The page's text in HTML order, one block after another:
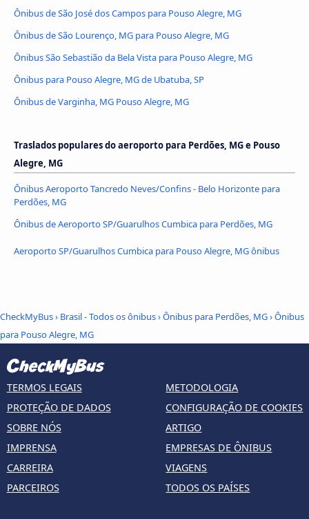
Ônibus de São José dos Campos para Pouso Alegre, MG
Ônibus de São Lourenço, MG para Pouso Alegre, MG
Ônibus São Sebastião da Bela Vista para Pouso Alegre, MG
Ônibus para Pouso Alegre, MG de Ubatuba, SP
Ônibus de Varginha, MG Pouso Alegre, MG
Traslados populares do aeroporto para Perdões, MG e Pouso
Alegre, MG
Ônibus Aeroporto Tancredo Neves/Confins - Belo Horizonte para
Perdões, MG
Ônibus de Aeroporto SP/Guarulhos Cumbica para Perdões, MG
Aeroporto SP/Guarulhos Cumbica para Pouso Alegre, MG ônibus
CheckMyBus› Brasil - Todos os ônibus›Ônibus para Perdões, MG›Ônibus
para Pouso Alegre, MG
TERMOS LEGAIS
PROTEÇÃO DE DADOS
SOBRE NÓS
IMPRENSA
CARREIRA
PARCEIROS
METODOLOGIA
CONFIGURAÇÃO DE COOKIES
ARTIGO
EMPRESAS DE ÔNIBUS
VIAGENS
TODOS OS PAÍSES